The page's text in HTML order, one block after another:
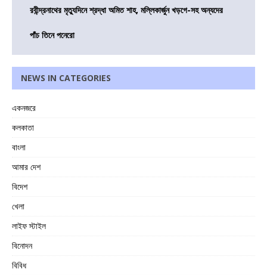
রবীন্দ্রনাথের মৃত্যুদিনে শ্রদ্ধা অমিত শাহ, মল্লিকার্জুন খড়গে-সহ অন্যদের
পাঁচ তিনে পনেরো
NEWS IN CATEGORIES
একনজরে
কলকাতা
বাংলা
আমার দেশ
বিদেশ
খেলা
লাইফ স্টাইল
বিনোদন
বিবিধ